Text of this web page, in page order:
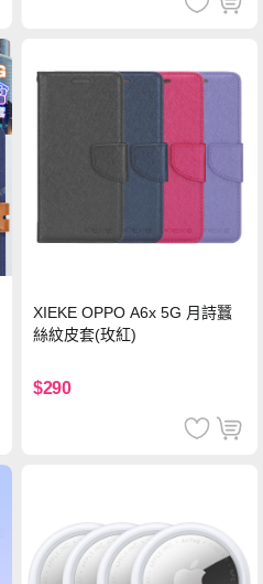
XIEKE OPPO A6x 5G 月詩蠶
絲紋皮套(玫紅)
$290